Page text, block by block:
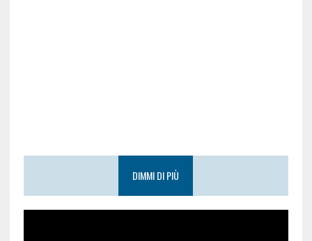
DIMMI DI PIÙ